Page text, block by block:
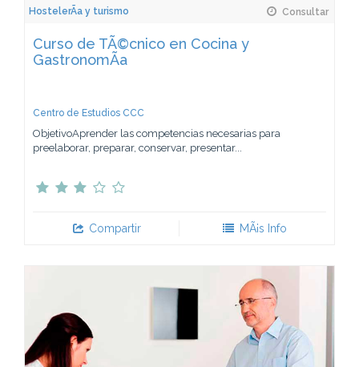
HostelerÃ­a y turismo Consultar
Curso de TÃ©cnico en Cocina y
GastronomÃ­a
Centro de Estudios CCC
ObjetivoAprender las competencias necesarias para
preelaborar, preparar, conservar, presentar...
Compartir MÃ¡s Info